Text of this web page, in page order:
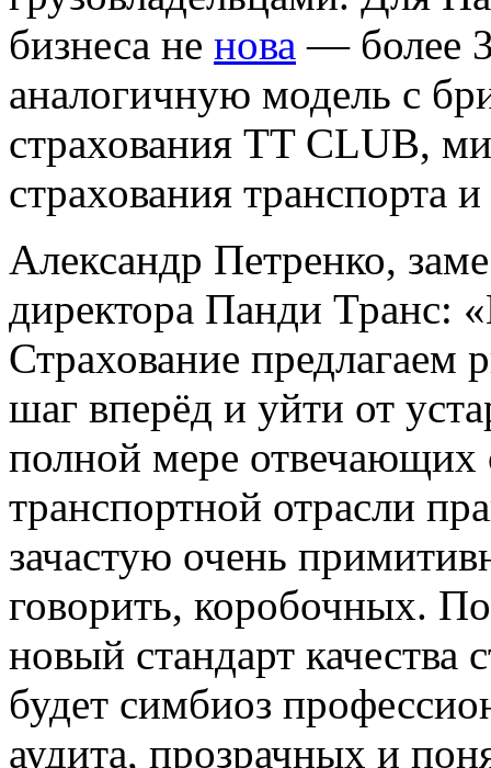
бизнеса не нова — более
аналогичную модель с
страхования TT CLUB,
страхования транспорта
Александр Петренко,
директора Панди Транс:
Страхование предлагаем
шаг вперёд и уйти от
полной мере
транспортной отрасли
зачастую очень
говорить, коробочных.
новый стандарт
будет симбиоз
аудита, прозрачных и